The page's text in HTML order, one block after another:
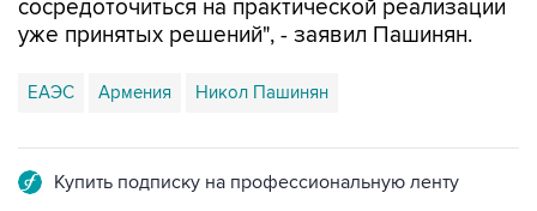
ЕАЭС Армения Никол Пашинян
Подписаться на рассылку главных новостей сайта